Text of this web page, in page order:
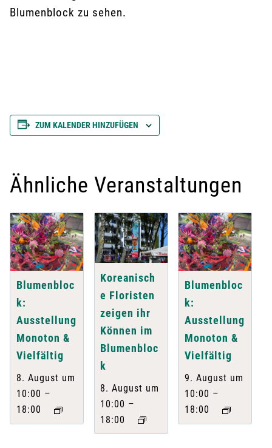
Blumenblock zu sehen.
ZUM KALENDER HINZUFÜGEN
Ähnliche Veranstaltungen
Blumenbloc
k:
Ausstellung
Monoton &
Vielfältig
8. August um
10:00 –
18:00
Koreanisch
e Floristen
zeigen ihr
Können im
Blumenbloc
k
8. August um
10:00 –
18:00
Blumenbloc
k:
Ausstellung
Monoton &
Vielfältig
9. August um
10:00 –
18:00